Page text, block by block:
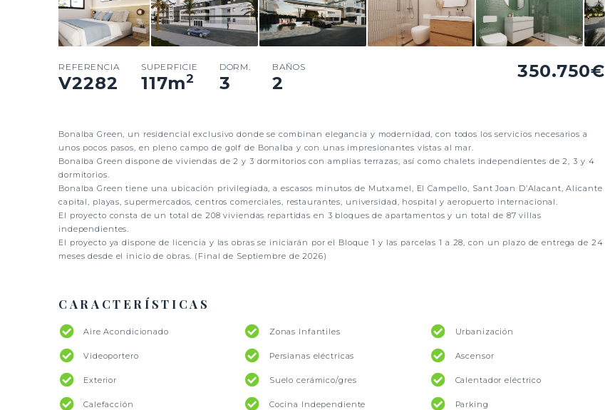
350.750€
REFERENCIA
V2282
SUPERFICIE
117m2
DORM.
3
BAÑOS
2
Bonalba Green, un residencial exclusivo donde se combinan elegancia y modernidad, con todos los servicios necesarios a
unos pocos pasos, en pleno campo de golf de Bonalba y con unas impresionantes vistas al mar.
Bonalba Green dispone de viviendas de 2 y 3 dormitorios con amplias terrazas, así como chalets independientes de 2, 3 y 4
dormitorios.
Bonalba Green tiene una ubicación privilegiada, a escasos minutos de Mutxamel, El Campello, Sant Joan D’Alacant, Alicante
capital, playas, supermercados, centros comerciales, restaurantes, universidad, hospital y aeropuerto internacional.
El proyecto consta de un total de 208 viviendas repartidas en 3 bloques de apartamentos y un total de 87 villas
independientes.
El proyecto ya dispone de licencia y las obras se iniciarán por el Bloque 1 y las parcelas 1 a 28, con un plazo de entrega de 24
meses desde el inicio de obras. (Final de Septiembre de 2026)
CARACTERÍSTICAS
Aire Acondicionado Zonas Infantiles Urbanización
Videoportero Persianas eléctricas Ascensor
Exterior Suelo cerámico/gres Calentador eléctrico
Calefacción Cocina Independiente Parking